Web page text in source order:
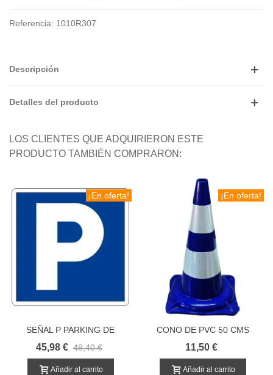
Referencia: 1010R307
Descripción
Detalles del producto
LOS CLIENTES QUE ADQUIRIERON ESTE
PRODUCTO TAMBIÉN COMPRARON:
¡En oferta!
SEÑAL P PARKING DE
TRAFICO
45,98 € 48,40 €
Añadir al carrito
¡En oferta!
CONO DE PVC 50 CMS
AZUL POLICIA
11,50 €
Añadir al carrito